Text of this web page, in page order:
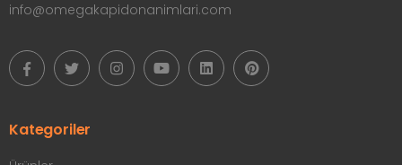
info@omegakapidonanimlari.com
Kategoriler